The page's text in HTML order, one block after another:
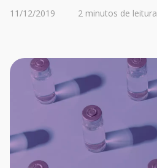
11/12/2019 2 minutos de leitura